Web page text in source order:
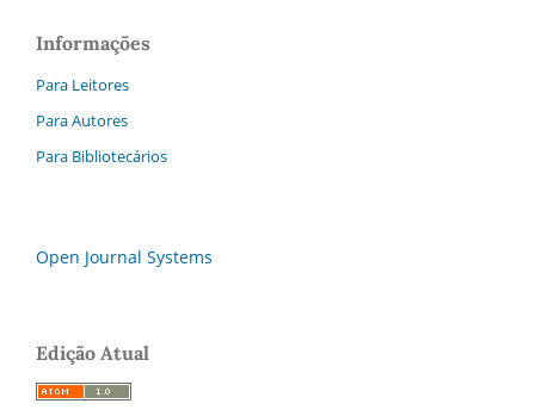
Informações
Para Leitores
Para Autores
Para Bibliotecários
Open Journal Systems
Edição Atual